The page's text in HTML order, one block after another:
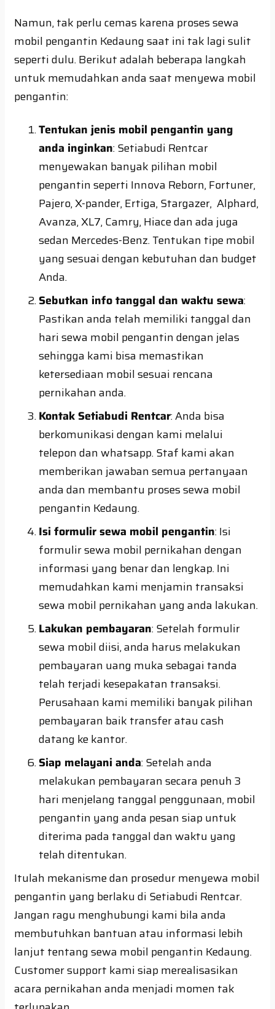
Namun, tak perlu cemas karena proses sewa
mobil pengantin Kedaung saat ini tak lagi sulit
seperti dulu. Berikut adalah beberapa langkah
untuk memudahkan anda saat menyewa mobil
pengantin:
Tentukan jenis mobil pengantin yang
anda inginkan: Setiabudi Rentcar
menyewakan banyak pilihan mobil
pengantin seperti Innova Reborn, Fortuner,
Pajero, X-pander, Ertiga, Stargazer, Alphard,
Avanza, XL7, Camry, Hiace dan ada juga
sedan Mercedes-Benz. Tentukan tipe mobil
yang sesuai dengan kebutuhan dan budget
Anda.
Sebutkan info tanggal dan waktu sewa:
Pastikan anda telah memiliki tanggal dan
hari sewa mobil pengantin dengan jelas
sehingga kami bisa memastikan
ketersediaan mobil sesuai rencana
pernikahan anda.
Kontak Setiabudi Rentcar: Anda bisa
berkomunikasi dengan kami melalui
telepon dan whatsapp. Staf kami akan
memberikan jawaban semua pertanyaan
anda dan membantu proses sewa mobil
pengantin Kedaung.
Isi formulir sewa mobil pengantin: Isi
formulir sewa mobil pernikahan dengan
informasi yang benar dan lengkap. Ini
memudahkan kami menjamin transaksi
sewa mobil pernikahan yang anda lakukan.
Lakukan pembayaran: Setelah formulir
sewa mobil diisi, anda harus melakukan
pembayaran uang muka sebagai tanda
telah terjadi kesepakatan transaksi.
Perusahaan kami memiliki banyak pilihan
pembayaran baik transfer atau cash
datang ke kantor.
Siap melayani anda: Setelah anda
melakukan pembayaran secara penuh 3
hari menjelang tanggal penggunaan, mobil
pengantin yang anda pesan siap untuk
diterima pada tanggal dan waktu yang
telah ditentukan.
Itulah mekanisme dan prosedur menyewa mobil
pengantin yang berlaku di Setiabudi Rentcar.
Jangan ragu menghubungi kami bila anda
membutuhkan bantuan atau informasi lebih
lanjut tentang sewa mobil pengantin Kedaung.
Customer support kami siap merealisasikan
acara pernikahan anda menjadi momen tak